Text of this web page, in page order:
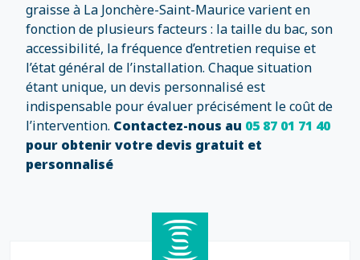
graisse à La Jonchère-Saint-Maurice varient en
fonction de plusieurs facteurs : la taille du bac, son
accessibilité, la fréquence d’entretien requise et
l’état général de l’installation. Chaque situation
étant unique, un devis personnalisé est
indispensable pour évaluer précisément le coût de
l’intervention. Contactez-nous au 05 87 01 71 40
pour obtenir votre devis gratuit et
personnalisé